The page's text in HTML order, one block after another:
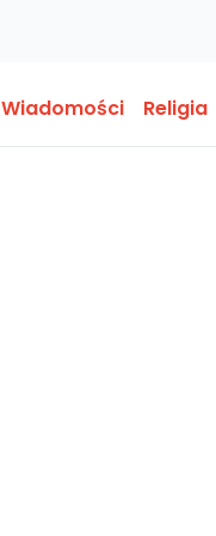
Wiadomości Religia